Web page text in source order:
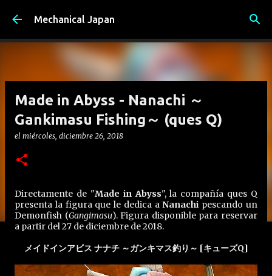
Ir al contenido principal
Mechanical Japan
Made in Abyss - Nanachi ～
Gankimasu Fishing～ (ques Q)
el miércoles, diciembre 26, 2018
Directamente de "Made in Abyss", la compañía ques Q
presenta la figura que le dedica aNanachi pescando un
Demonfish (Gangimasu). Figura disponible para reservar
a partir del 27 de diciembre de 2018.
メイドインアビス ナナチ ～ガンキマス釣り～ [キューズQ]